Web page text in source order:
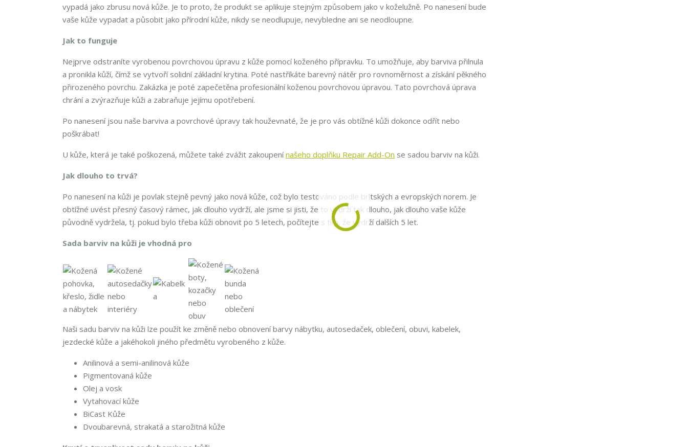
vypadá jako zbrusu nová kůže. Je to proto, že produkt se aplikuje stejným způsobem jako v koželužně. Po nanesení bude
vaše kůže vypadat a působit jako přírodní kůže, nikdy se neodlupuje, nevybledne ani se neodloupne.
Jak to funguje
Nejprve odstraníte vyrobenou povrchovou úpravu z kůže pomocí koženého přípravku. To umožňuje, aby barviva přilnula
a pronikla kůží, čímž se vytvoří solidní základní krytina. Poté nastříkáte barevný nátěr pro rovnoměrnost a získání pěkného
přirozeného povrchu. Zakázka je poté zapečetěna profesionální koženou povrchovou úpravou. Tato povrchová úprava
chrání a zvýrazňuje kůži a zabraňuje jejímu opotřebení.
Po nanesení jsou naše barviva a povrchové úpravy tak houževnaté, že je pro vás obtížné kůži dokonce odřít nebo
poškrábat!
U kůže, která je také poškozená, můžete také zvážit zakoupenínašeho doplňku Repair Add-On se sadou barviv na kůži.
Jak dlouho to trvá?
Po nanesení na kůži je povlak stejně pevný jako nová kůže, což bylo testováno podle britských a evropských norem. Je
obtížné uvést přesný časový rámec, jak dlouho vydrží, ale jsme si jisti, že to vydrží tak dlouho, jak dlouho vaše kůže
původně vydržela, tj. pokud bylo třeba kůži obnovit po 5 letech, počítejte s tím, že vydrží dalších 5 let.
Sada barviv na kůži je vhodná pro
Naši sadu barviv na kůži lze použít ke změně nebo obnovení barvy nábytku, autosedaček, oblečení, obuvi, kabelek,
jezdecké kůže a jakéhokoli jiného předmětu vyrobeného z kůže.
Anilinová a semi-anilinová kůže
Pigmentovaná kůže
Olej a vosk
Vytahovací kůže
BiCast Kůže
Dvoubarevná, strakatá a starožitná kůže